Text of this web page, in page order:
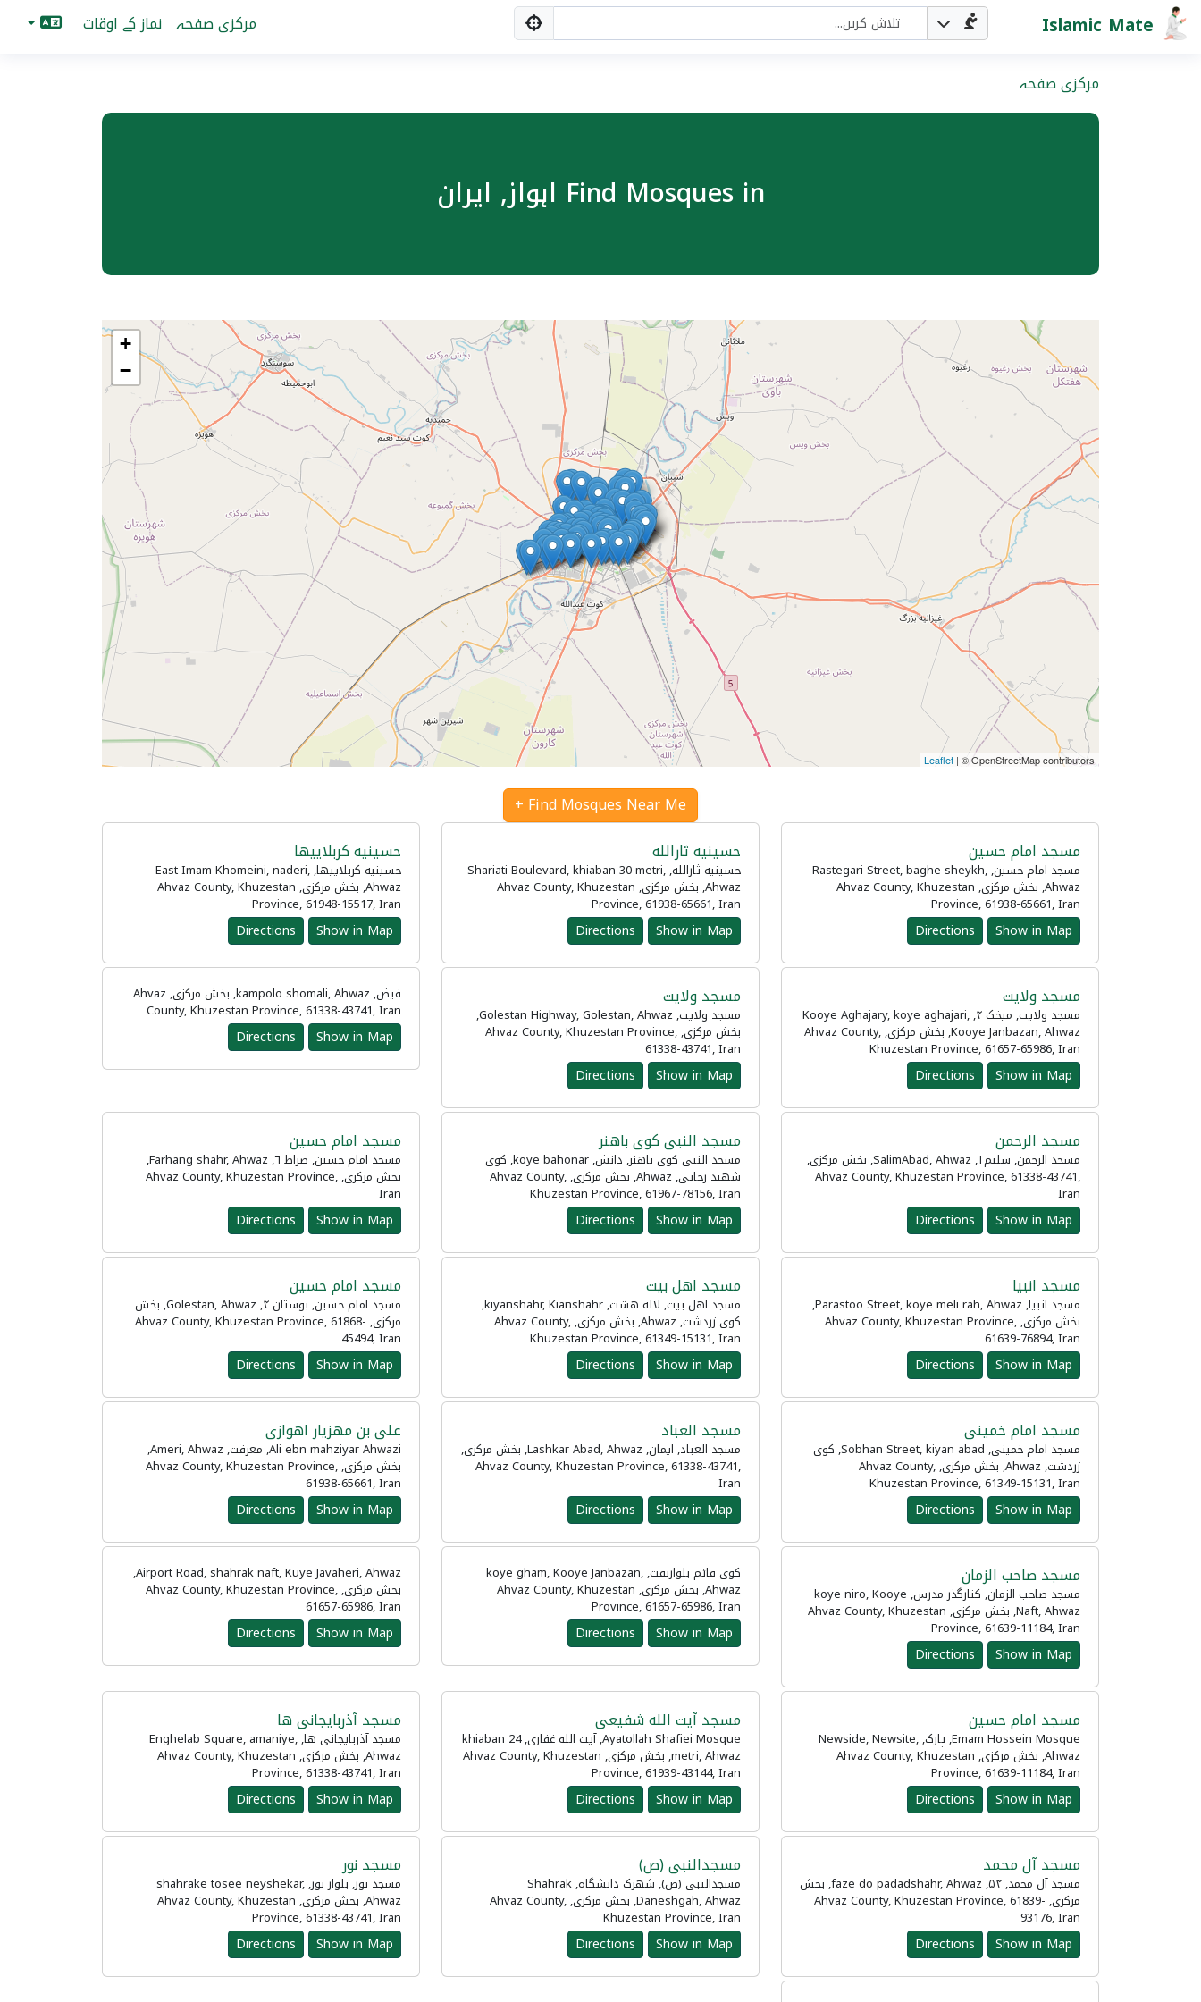
Islamic Mate مرکزی صفحہ نماز کے اوقات
مرکزی صفحہ
Find Mosques in اہواز, ایران
+
−
Leaflet | © OpenStreetMap contributors
Find Mosques Near Me +
مسجد امام حسین
مسجد امام حسین, Rastegari Street, baghe sheykh,
Ahwaz, بخش مرکزی, Ahvaz County, Khuzestan
Province, 61938-65661, Iran
Show in Map
Directions
حسینیه ثارالله
حسینیه ثارالله, Shariati Boulevard, khiaban 30 metri,
Ahwaz, بخش مرکزی, Ahvaz County, Khuzestan
Province, 61938-65661, Iran
Show in Map
Directions
حسینیه کربلاییها
حسینیه کربلاییها, East Imam Khomeini, naderi,
Ahwaz, بخش مرکزی, Ahvaz County, Khuzestan
Province, 61948-15517, Iran
Show in Map
Directions
مسجد ولایت
مسجد ولایت, میخک ۴, Kooye Aghajary, koye aghajari,
Kooye Janbazan, Ahwaz, بخش مرکزی, Ahvaz County,
Khuzestan Province, 61657-65986, Iran
Show in Map
Directions
مسجد ولایت
مسجد ولایت, Golestan Highway, Golestan, Ahwaz,
بخش مرکزی, Ahvaz County, Khuzestan Province,
61338-43741, Iran
Show in Map
Directions
فیض, kampolo shomali, Ahwaz, بخش مرکزی, Ahvaz
County, Khuzestan Province, 61338-43741, Iran
Show in Map
Directions
مسجد الرحمن
مسجد الرحمن, سلیم۱, SalimAbad, Ahwaz, بخش مرکزی,
Ahvaz County, Khuzestan Province, 61338-43741,
Iran
Show in Map
Directions
مسجد النبی کوی باهنر
مسجد النبی کوی باهنر, دانش, koye bahonar, کوی
شهید رجایی, Ahwaz, بخش مرکزی, Ahvaz County,
Khuzestan Province, 61967-78156, Iran
Show in Map
Directions
مسجد امام حسین
مسجد امام حسین, صراط ۶, Farhang shahr, Ahwaz,
بخش مرکزی, Ahvaz County, Khuzestan Province,
Iran
Show in Map
Directions
مسجد انبیا
مسجد انبیا, Parastoo Street, koye meli rah, Ahwaz,
بخش مرکزی, Ahvaz County, Khuzestan Province,
61639-76894, Iran
Show in Map
Directions
مسجد اهل بیت
مسجد اهل بیت, لاله هشت, kiyanshahr, Kianshahr,
کوی زردشت, Ahwaz, بخش مرکزی, Ahvaz County,
Khuzestan Province, 61349-15131, Iran
Show in Map
Directions
مسجد امام حسین
مسجد امام حسین, بوستان ۴, Golestan, Ahwaz, بخش
مرکزی, Ahvaz County, Khuzestan Province, 61868-
45494, Iran
Show in Map
Directions
مسجد امام خمینی
مسجد امام خمینی, Sobhan Street, kiyan abad, کوی
زردشت, Ahwaz, بخش مرکزی, Ahvaz County,
Khuzestan Province, 61349-15131, Iran
Show in Map
Directions
مسجد العباد
مسجد العباد, ایمان, Lashkar Abad, Ahwaz, بخش مرکزی,
Ahvaz County, Khuzestan Province, 61338-43741,
Iran
Show in Map
Directions
علی بن مهزیار اهوازی
Ali ebn mahziyar Ahwazi, معرفت, Ameri, Ahwaz,
بخش مرکزی, Ahvaz County, Khuzestan Province,
61938-65661, Iran
Show in Map
Directions
مسجد صاحب الزمان
مسجد صاحب الزمان, کنارگذر مدرس, koye niro, Kooye
Naft, Ahwaz, بخش مرکزی, Ahvaz County, Khuzestan
Province, 61639-11184, Iran
Show in Map
Directions
کوی قائم بلوارنفت, koye gham, Kooye Janbazan,
Ahwaz, بخش مرکزی, Ahvaz County, Khuzestan
Province, 61657-65986, Iran
Show in Map
Directions
Airport Road, shahrak naft, Kuye Javaheri, Ahwaz,
بخش مرکزی, Ahvaz County, Khuzestan Province,
61657-65986, Iran
Show in Map
Directions
مسجد امام حسین
Emam Hossein Mosque, پارک, Newside, Newsite,
Ahwaz, بخش مرکزی, Ahvaz County, Khuzestan
Province, 61639-11184, Iran
Show in Map
Directions
مسجد آیت الله شفیعی
Ayatollah Shafiei Mosque, آیت الله غفاری, khiaban 24
metri, Ahwaz, بخش مرکزی, Ahvaz County, Khuzestan
Province, 61939-43144, Iran
Show in Map
Directions
مسجد آذربایجانی ها
مسجد آذربایجانی ها, Enghelab Square, amaniye,
Ahwaz, بخش مرکزی, Ahvaz County, Khuzestan
Province, 61338-43741, Iran
Show in Map
Directions
مسجد آل محمد
مسجد آل محمد, ۵۴, faze do padadshahr, Ahwaz, بخش
مرکزی, Ahvaz County, Khuzestan Province, 61839-
93176, Iran
Show in Map
Directions
مسجدالنبی (ص)
مسجدالنبی (ص), شهرک دانشگاه, Shahrak
Daneshgah, Ahwaz, بخش مرکزی, Ahvaz County,
Khuzestan Province, Iran
Show in Map
Directions
مسجد نور
مسجد نور, بلوار نور, shahrake tosee neyshekar,
Ahwaz, بخش مرکزی, Ahvaz County, Khuzestan
Province, 61338-43741, Iran
Show in Map
Directions